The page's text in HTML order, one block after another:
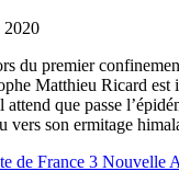
2020
du premier
Matthieu Ricard est
que passe
vers son ermitage
de France 3 Nouvelle